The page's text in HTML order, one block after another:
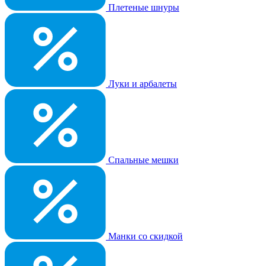
Плетеные шнуры
Луки и арбалеты
Спальные мешки
Манки со скидкой